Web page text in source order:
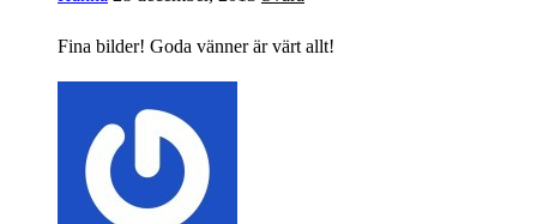
Fina bilder! Goda vänner är värt allt!